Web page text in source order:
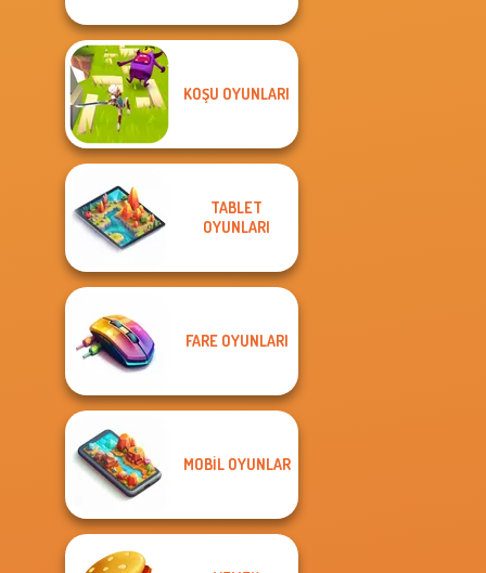
KOŞU OYUNLARI
TABLET
OYUNLARI
FARE OYUNLARI
MOBIL OYUNLAR